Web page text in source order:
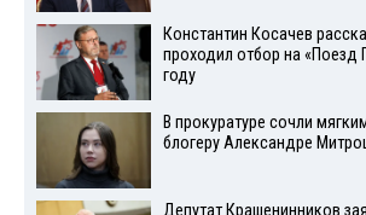
Константин Косачев
проходил отбор на «Поезд
году
В прокуратуре сочли
блогеру Александре
Депутат Крашенинников